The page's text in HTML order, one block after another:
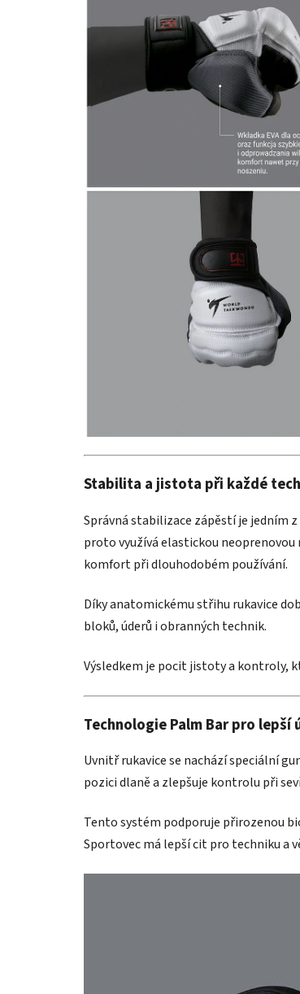
Stabilita a jistota při každé
Správná stabilizace zápěstí je jedním
proto využívá elastickou
komfort při dlouhodobém používání.
Díky anatomickému střihu rukavice
bloků, úderů i obranných technik.
Výsledkem je pocit jistoty a kontroly,
Technologie Palm Bar pro lepší
Uvnitř rukavice se nachází speciální
pozici dlaně a zlepšuje kontrolu při
Tento systém podporuje přirozenou
Sportovec má lepší cit pro techniku a